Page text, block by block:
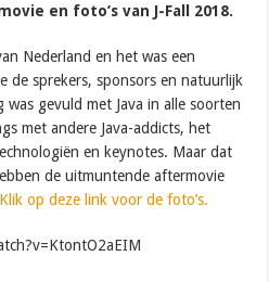
en foto’s van J-Fall 2018.
Nederland en het was een
de sprekers, sponsors en natuurlijk
gevuld met Java in alle soorten
met andere Java-addicts, het
en keynotes. Maar dat
de uitmuntende aftermovie
Klik op deze link voor de foto’s.